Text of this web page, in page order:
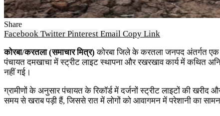
Share
Facebook Twitter Pinterest Email Copy Link
कोरबा/करतला (समाचार मित्र) कोरबा जिले के करतला जनपद अंतर्गत एक
पंचायत दमखाचा में स्ट्रीट लाइट स्थापना और रखरखाव कार्य में कथित
नहीं गई।
ग्रामीणों के अनुसार पंचायत के रिकॉर्ड में दर्जनों स्ट्रीट लाइटों की
समय से खराब पड़ी हैं, जिससे रात में लोगों को आवागमन में परेशानी का